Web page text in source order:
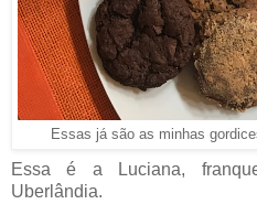
Essas já são as minhas
Essa é a Luciana,
Uberlândia.